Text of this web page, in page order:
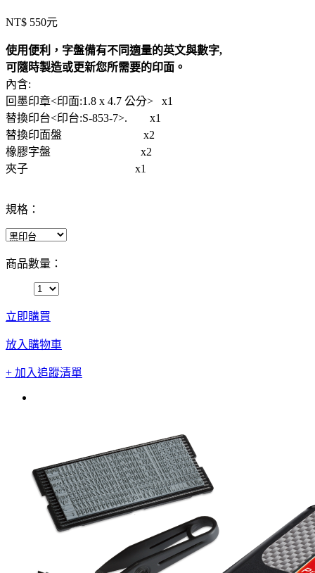
NT$ 550元
使用便利，字盤備有不同適量的英文與數字,
可隨時製造或更新您所需要的印面。
內含:
回墨印章<印面:1.8 x 4.7 公分> x1
替換印台<印台:S-853-7>. x1
替換印面盤 x2
橡膠字盤 x2
夾子 x1
規格：
商品數量：
立即購買
放入購物車
+ 加入追蹤清單